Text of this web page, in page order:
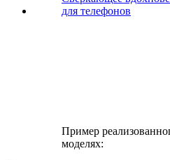
Пример
моделях: